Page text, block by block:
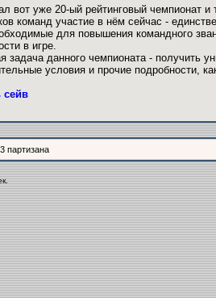
вот уже 20-ый рейтинговый чемпионат
команд участие в нём сейчас -
для повышения командного
в игре.
задача данного чемпионата - получить
условия и прочие подробности,
сейв
партизана